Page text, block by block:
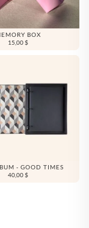
BOX
15,00 $
- GOOD TIMES
40,00 $